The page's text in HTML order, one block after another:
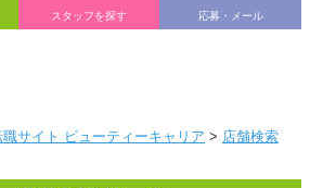
スタッフを探す 応募・メール
サイト ビューティーキャリア > 店舗検索